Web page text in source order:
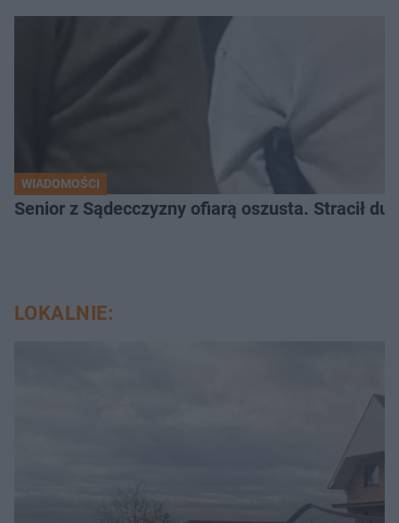
WIADOMOŚCI
Senior z Sądecczyzny ofiarą oszusta. Stracił
LOKALNIE: